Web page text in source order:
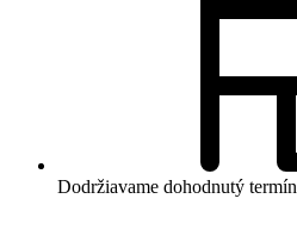
Dodržiavame dohodnutý termín